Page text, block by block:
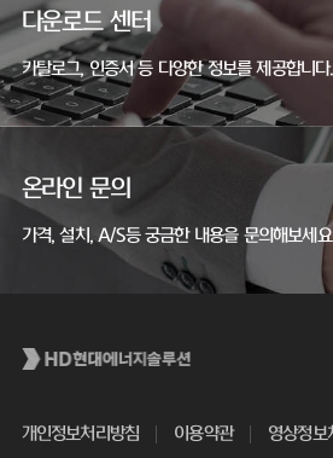
다운로드 센터
카탈로그, 인증서 등 다양한 정보를 제공합니다.
온라인 문의
가격, 설치, A/S등 궁금한 내용을 문의해보세
개인정보처리방침 이용약관 영상정보